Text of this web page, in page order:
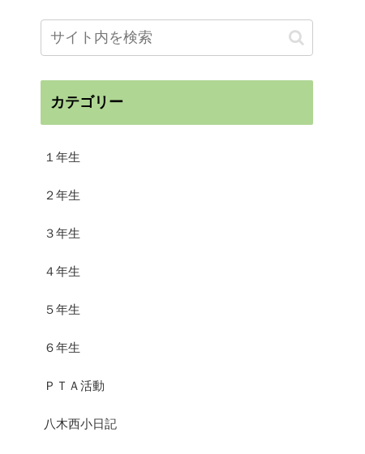
カテゴリー
１年生
２年生
３年生
４年生
５年生
６年生
ＰＴＡ活動
八木西小日記